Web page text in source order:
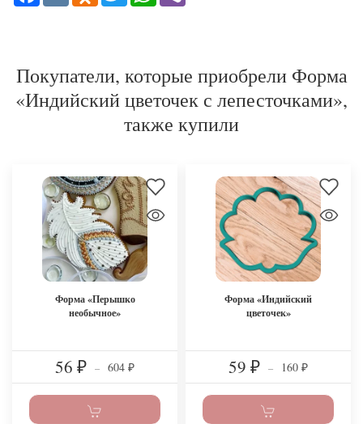
Покупатели, которые приобрели Форма
«Индийский цветочек с лепесточками»,
также купили
Форма «Перышко
необычное»
56 ₽ – 604 ₽
Форма «Индийский
цветочек»
59 ₽ – 160 ₽